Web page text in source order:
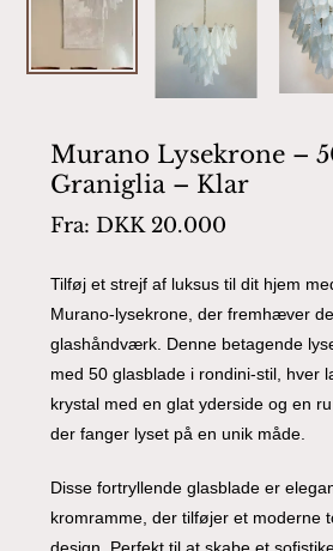
Murano Lysekrone –
Graniglia – Klar
Fra: DKK20.000
Tilføj et strejf af luksus til dit hjem
Murano-lysekrone, der fremhæver
glashåndværk. Denne betagende
med 50 glasblade i rondini-stil, hver
krystal med en glat yderside og en
der fanger lyset på en unik måde.
Disse fortryllende glasblade er
kromramme, der tilføjer et moderne
design. Perfekt til at skabe et